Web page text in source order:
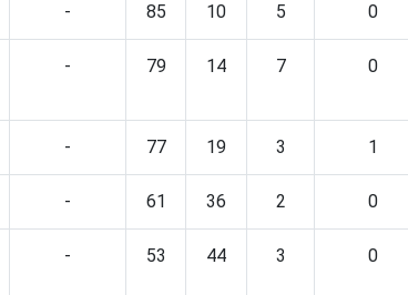
- 85 10 5 0
- 79 14 7 0
- 77 19 3 1
- 61 36 2 0
- 53 44 3 0